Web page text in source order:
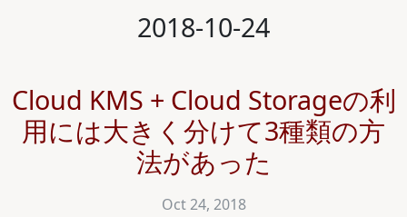
2018-10-24
Cloud KMS + Cloud Storageの利
用には大きく分けて3種類の方
法があった
Oct 24, 2018